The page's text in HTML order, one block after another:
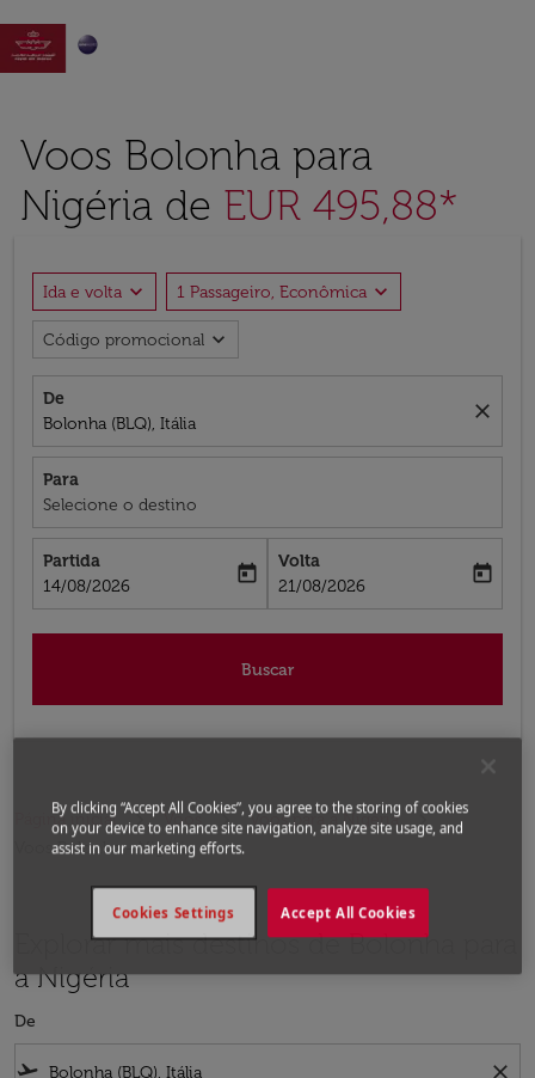

Voos Bolonha para
Nigéria de EUR 495,88*
Ida e volta expand_more 1 Passageiro, Econômica expand_more
Código promocional expand_more
De
Bolonha (BLQ), Itália
close
Para
Selecione o destino
Partida
fc-booking-departure-date-aria-label
14/08/2026
today
Volta
fc-booking-return-date-aria-label
21/08/2026
today
Buscar
Página inicial Voos
Voos para a Nigéria
Voos Bolonha - Nigéria
Explorar mais destinos de Bolonha para
a Nigéria
De
flight_takeoff close
By clicking “Accept All Cookies”, you agree to the storing of cookies
on your device to enhance site navigation, analyze site usage, and
assist in our marketing efforts.
Accept All Cookies
Cookies Settings